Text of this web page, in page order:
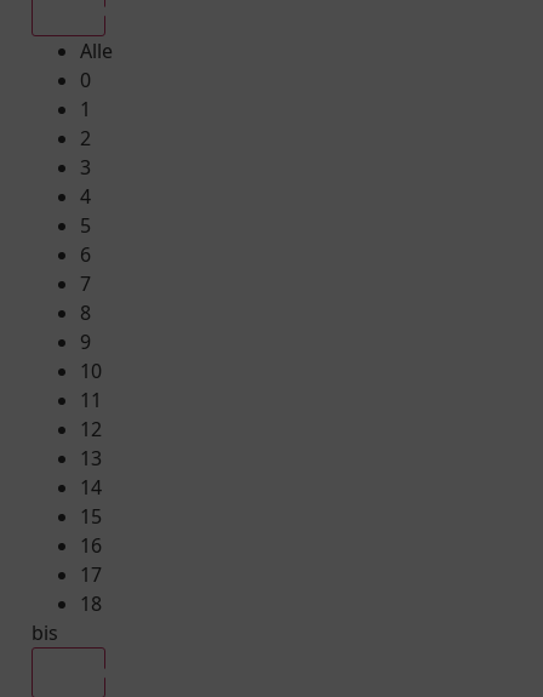
Alle
0
1
2
3
4
5
6
7
8
9
10
11
12
13
14
15
16
17
18
bis